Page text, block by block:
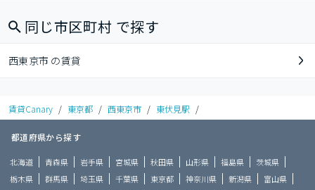
同じ市区町村 で探す
西東京市 の賃貸
賃貸Canary / 東京都 / 西東京市 / 東伏見駅 /
都道府県から探す
北海道 青森県 岩手県 宮城県 秋田県 山形県 福島県
茨城県
栃木県
群馬県 埼玉県 千葉県 東京都 神奈川県 新潟県
富山県